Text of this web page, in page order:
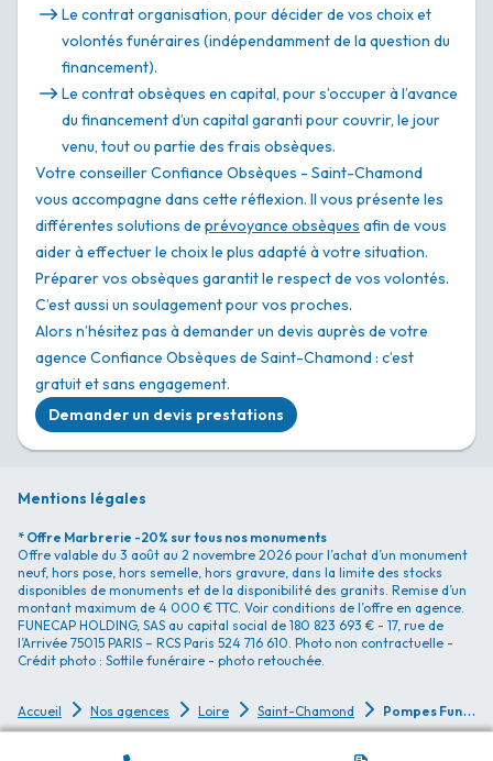
Le contrat organisation, pour décider de vos choix et
volontés funéraires (indépendamment de la question du
financement).
Le contrat obsèques en capital, pour s’occuper à l’avance
du financement d’un capital garanti pour couvrir, le jour
venu, tout ou partie des frais obsèques.
Votre conseiller Confiance Obsèques - Saint-Chamond
vous accompagne dans cette réflexion. Il vous présente les
différentes solutions de prévoyance obsèques afin de vous
aider à effectuer le choix le plus adapté à votre situation.
Préparer vos obsèques garantit le respect de vos volontés.
C’est aussi un soulagement pour vos proches.
Alors n’hésitez pas à demander un devis auprès de votre
agence Confiance Obsèques de Saint-Chamond : c’est
gratuit et sans engagement.
Demander un devis prestations
Mentions légales
* Offre Marbrerie -20% sur tous nos monuments
Offre valable du 3 août au 2 novembre 2026 pour l’achat d’un monument
neuf, hors pose, hors semelle, hors gravure, dans la limite des stocks
disponibles de monuments et de la disponibilité des granits. Remise d’un
montant maximum de 4 000 € TTC. Voir conditions de l’offre en agence.
FUNECAP HOLDING, SAS au capital social de 180 823 693 € - 17, rue de
l’Arrivée 75015 PARIS – RCS Paris 524 716 610. Photo non contractuelle -
Crédit photo : Sottile funéraire - photo retouchée.
Accueil Nos agences Loire Saint-Chamond P
ompes Funèbres Confiance Obsèques - Saint-Chamond